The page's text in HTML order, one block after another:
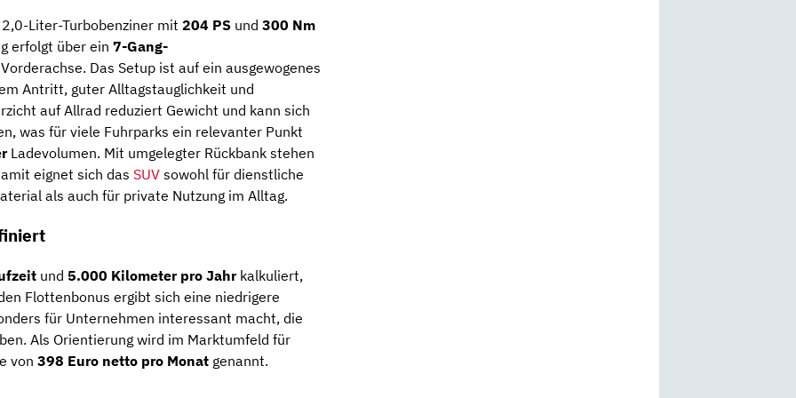
Liter-Turbobenziner mit 204 PS und 300 Nm
erfolgt über ein 7-Gang-
Das Setup ist auf ein ausgewogenes
Antritt, guter Alltagstauglichkeit und
auf Allrad reduziert Gewicht und kann sich
was für viele Fuhrparks ein relevanter Punkt
Ladevolumen. Mit umgelegter Rückbank stehen
eignet sich das SUV sowohl für dienstliche
als auch für private Nutzung im Alltag.
und 5.000 Kilometer pro Jahrkalkuliert,
Flottenbonus ergibt sich eine niedrigere
für Unternehmen interessant macht, die
Als Orientierung wird im Marktumfeld für
von 398 Euro netto pro Monat genannt.